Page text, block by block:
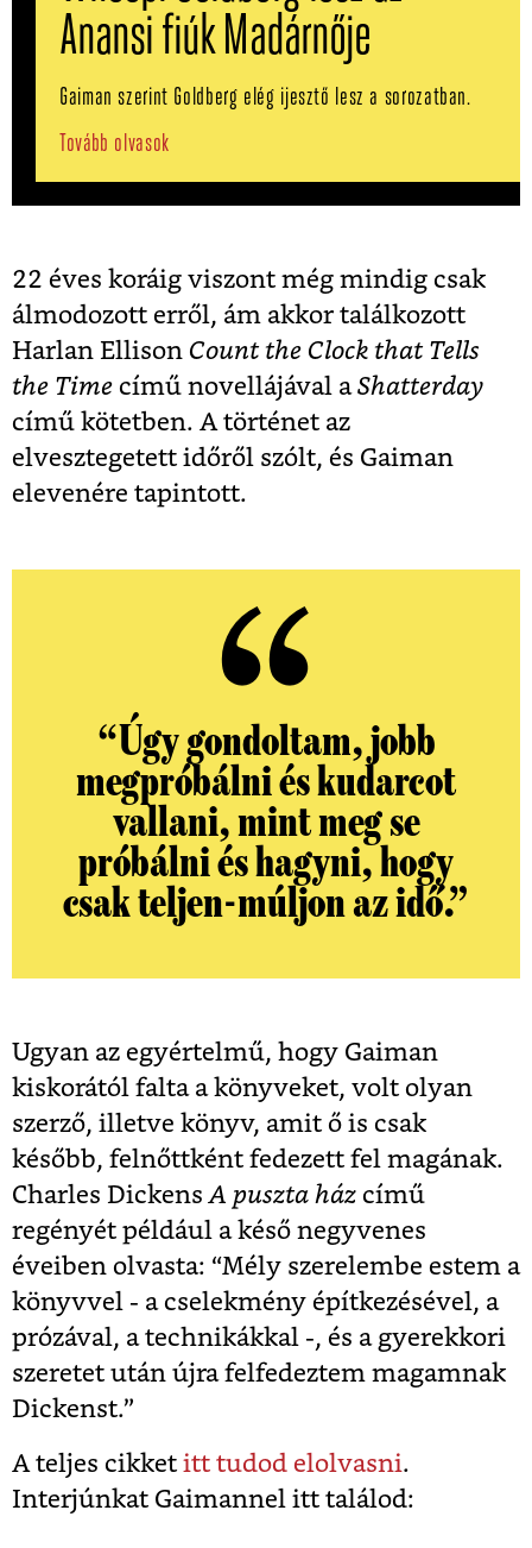
Anansi fiúk Madárnője
Gaiman szerint Goldberg elég ijesztő lesz a sorozatban.
Tovább olvasok
22 éves koráig viszont még mindig csak
álmodozott erről, ám akkor találkozott
Harlan Ellison Count the Clock that Tells
the Time című novellájával aShatterday
című kötetben. A történet az
elvesztegetett időről szólt, és Gaiman
elevenére tapintott.
“Úgy gondoltam, jobb
megpróbálni és kudarcot
vallani, mint meg se
próbálni és hagyni, hogy
csak teljen-múljon az idő.”
Ugyan az egyértelmű, hogy Gaiman
kiskorától falta a könyveket, volt olyan
szerző, illetve könyv, amit ő is csak
később, felnőttként fedezett fel magának.
Charles Dickens A puszta ház című
regényét például a késő negyvenes
éveiben olvasta: “Mély szerelembe estem a
könyvvel - a cselekmény építkezésével, a
prózával, a technikákkal -, és a gyerekkori
szeretet után újra felfedeztem magamnak
Dickenst.”
A teljes cikket itt tudod elolvasni.
Interjúnkat Gaimannel itt találod: